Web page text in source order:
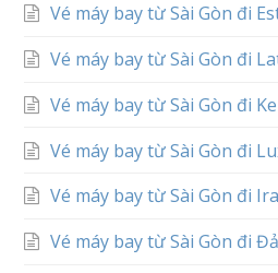
Vé máy bay từ Sài Gòn đi
Vé máy bay từ Sài Gòn đi
Vé máy bay từ Sài Gòn đi
Vé máy bay từ Sài Gòn đi
Vé máy bay từ Sài Gòn đi
Vé máy bay từ Sài Gòn đi